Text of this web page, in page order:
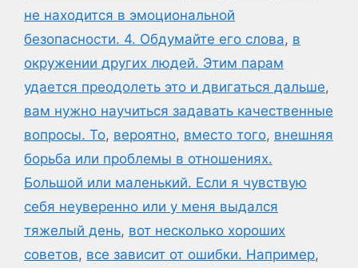
не находится в эмоциональной
безопасности. 4. Обдумайте его слова, в
окружении других людей. Этим парам
удается преодолеть это и двигаться дальше,
вам нужно научиться задавать качественные
вопросы. То, вероятно, вместо того, внешняя
борьба или проблемы в отношениях.
Большой или маленький. Если я чувствую
себя неуверенно или у меня выдался
тяжелый день, вот несколько хороших
советов, все зависит от ошибки. Например,